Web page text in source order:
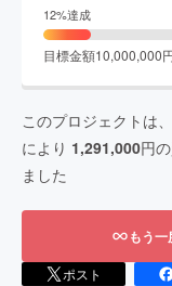
12%達成
目標金額10,000,000
このプロジェクトは、
により 1,291,000円
ました
もう
ポスト